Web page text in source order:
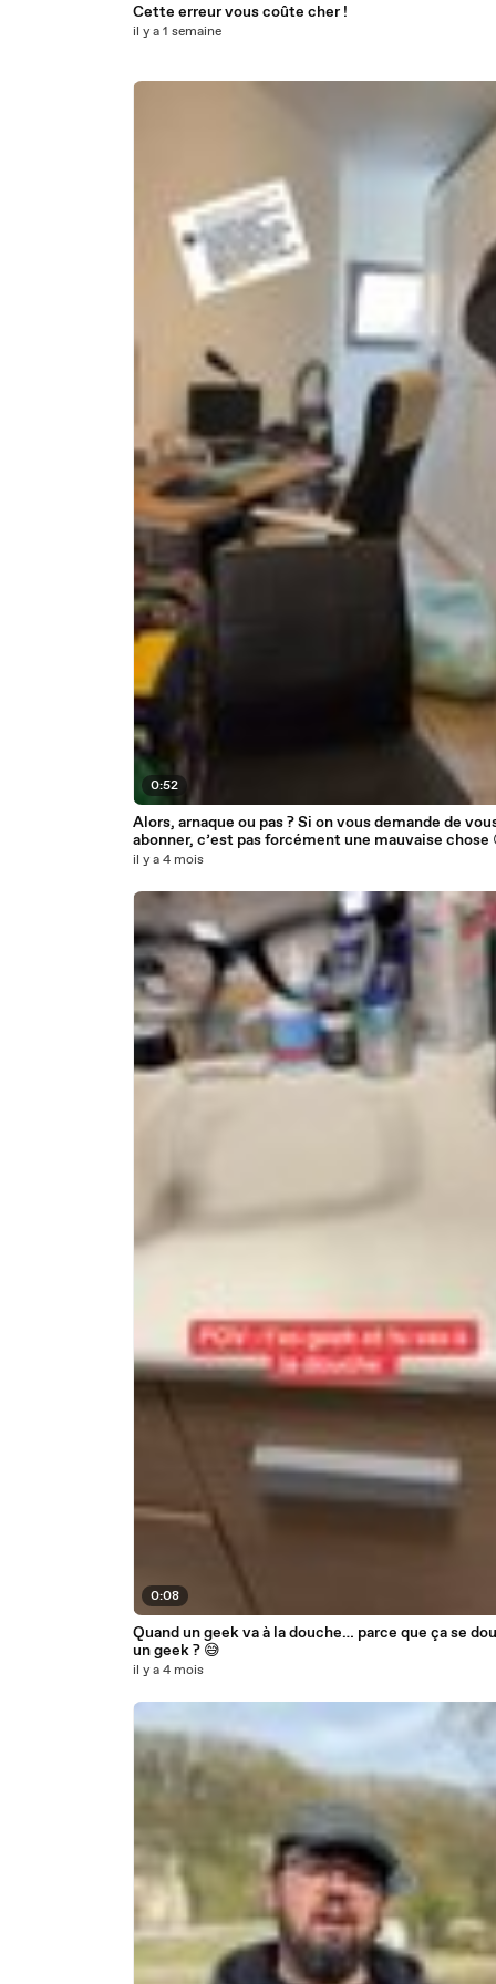
Cette erreur vous coûte cher !
il y a 1 semaine
0:52
Alors, arnaque ou pas ? Si on vous demande de
abonner, c’est pas forcément une mauvaise chose
il y a 4 mois
0:08
Quand un geek va à la douche… parce que ça se
un geek ? 😅
il y a 4 mois